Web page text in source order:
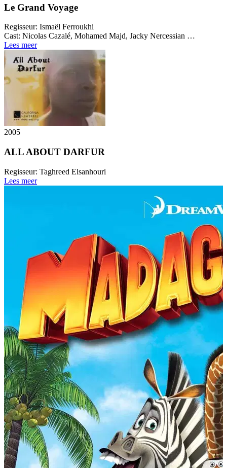
Le Grand Voyage
Regisseur: Ismaël Ferroukhi
Cast: Nicolas Cazalé, Mohamed Majd, Jacky Nercessian …
Lees meer
2005
ALL ABOUT DARFUR
Regisseur: Taghreed Elsanhouri
Lees meer